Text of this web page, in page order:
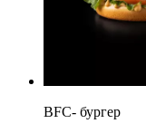
BFC- бургер